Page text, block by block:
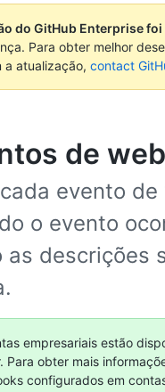
do GitHub Enterprise
Para obter melhor
a atualização, contact
de
evento
o evento
as descrições
empresariais estão
Para obter mais
configurados em